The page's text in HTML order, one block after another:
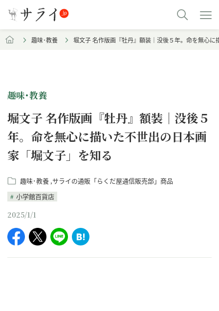
趣味･教養 堀文子 名作版画『牡丹』額装｜没後５年。命を無心
趣味･教養
堀文子 名作版画『牡丹』額装｜没後５
年。命を無心に描いた不世出の日本画
家「堀文子」を知る
趣味･教養 サライの通販「らくだ屋通信販売部」商品
小学館百貨店
2025/1/1